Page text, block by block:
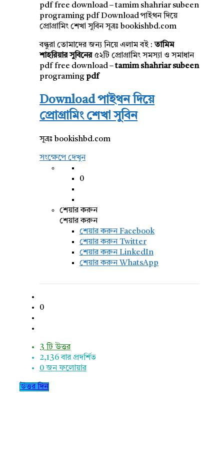
pdf free download – tamim shahriar subeen
programing pdf Download পাইথন দিয়ে
প্রোগ্রামিং শেখা সুবিন সূত্রঃ bookishbd.com
বন্ধুরা তোমাদের জন্য নিয়ে এলাম বই :তামিম
শাহরিয়ার সুবিনের৫২টি প্রোগ্রামিং সমস্যা ও সমাধান
pdf free download –tamim shahriar subeen
programingpdf
Download পাইথন দিয়ে
প্রোগ্রামিং শেখা সুবিন
সূত্রঃ bookishbd.com
সংক্ষেপে দেখুন
0
শেয়ার করুন
শেয়ার করুন
শেয়ার করুনFacebook
শেয়ার করুন Twitter
শেয়ার করুন LinkedIn
শেয়ার করুন WhatsApp
0
3 টি উত্তর
2,136বার প্রদর্শিত
0 জন ফলোয়ার
উত্তর দিন